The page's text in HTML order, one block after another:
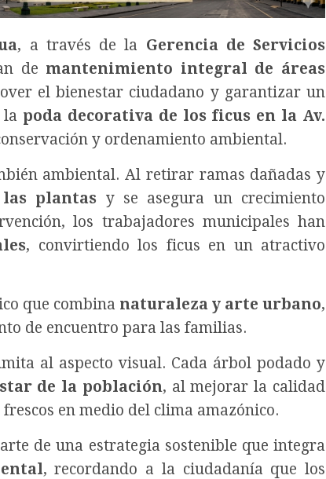
, a través de la Gerencia de Servicios
de mantenimiento integral de áreas
el bienestar ciudadano y garantizar un
la poda decorativa de los ficus en la Av.
y ordenamiento ambiental.
ambiental. Al retirar ramas dañadas y
plantas y se asegura un crecimiento
los trabajadores municipales han
, convirtiendo los ficus en un atractivo
que combina naturaleza y arte urbano,
de encuentro para las familias.
al aspecto visual. Cada árbol podado y
de la población, al mejorar la calidad
en medio del clima amazónico.
de una estrategia sostenible que integra
, recordando a la ciudadanía que los